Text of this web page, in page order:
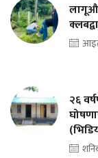
२६